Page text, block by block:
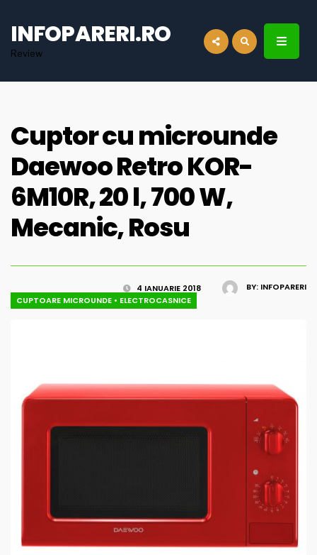
INFOPARERI.RO
Review
Cuptor cu microunde
Daewoo Retro KOR-
6M10R, 20 l, 700 W,
Mecanic, Rosu
BY: INFOPARERI
4 IANUARIE 2018
CUPTOARE MICROUNDE • ELECTROCASNICE